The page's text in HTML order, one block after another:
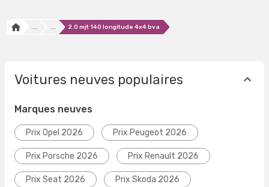
... ... 2.0 mjt 140 longitude 4x4 bva
Voitures neuves populaires
Marques neuves
Prix Opel 2026 Prix Peugeot 2026
Prix Porsche 2026 Prix Renault 2026
Prix Seat 2026 Prix Skoda 2026